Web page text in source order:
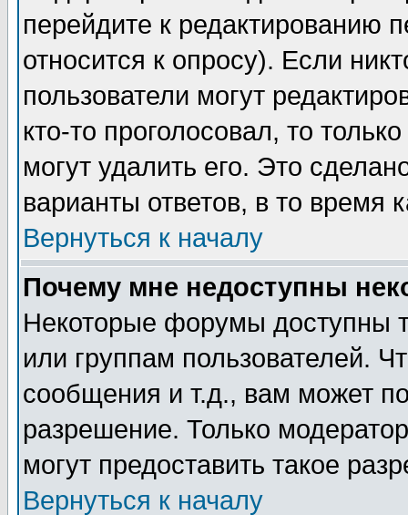
перейдите к редактированию
относится к опросу). Если
пользователи могут
кто-то проголосовал, то
могут удалить его. Это
варианты ответов, в то время
Вернуться к началу
Почему мне недоступны
Некоторые форумы доступны
или группам пользователей.
сообщения и т.д., вам может
разрешение. Только
могут предоставить такое
Вернуться к началу